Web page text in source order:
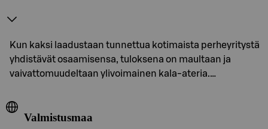
Kun kaksi laadustaan tunnettua kotimaista perheyritystä
yhdistävät osaamisensa, tuloksena on maultaan ja
vaivattomuudeltaan ylivoimainen kala-ateria.…
Valmistusmaa